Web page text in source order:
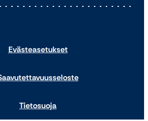
Evästeasetukset
Tietosuoja